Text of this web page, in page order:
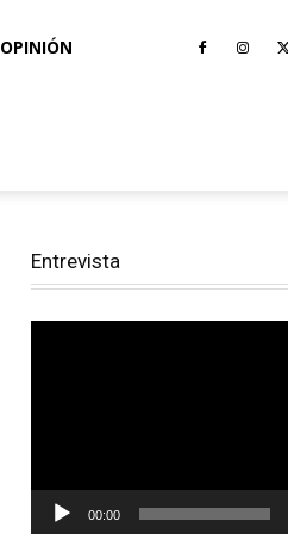
OPINIÓN
Entrevista
00:00